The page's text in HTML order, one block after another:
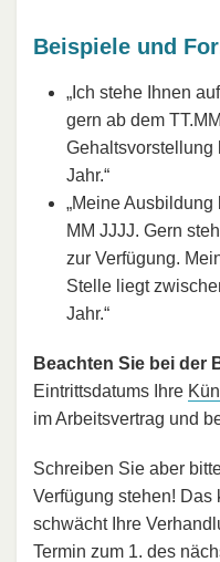
Beispiele und
„Ich stehe Ihnen
gern ab dem
Gehaltsvorstellung
Jahr.“
„Meine
MM JJJJ. Gern
zur Verfügung.
Stelle liegt
Jahr.“
Beachten Sie bei der
Eintrittsdatums Ihre
im Arbeitsvertrag und
Schreiben Sie aber
Verfügung stehen! Das
schwächt Ihre
Termin zum 1. des